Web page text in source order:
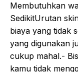
Membutuhkan
SedikitUrutan
biaya yang tidak
yang digunakan
cukup mahal.-
kamu tidak